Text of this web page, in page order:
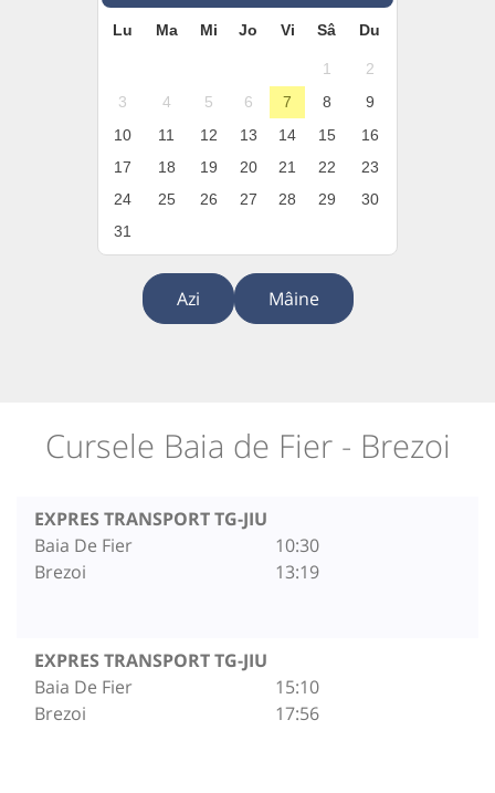
Lu Ma Mi Jo Vi Sâ Du
1
2
3
4 5 6 7 8
9
10
11 12 13 14 15
16
17
18 19 20 21 22
23
24
25 26 27 28 29
30
31
Azi Mâine
Cursele Baia de Fier - Brezoi
EXPRES TRANSPORT TG-JIU
Baia De Fier
Brezoi
10:30
13:19
EXPRES TRANSPORT TG-JIU
Baia De Fier
Brezoi
15:10
17:56